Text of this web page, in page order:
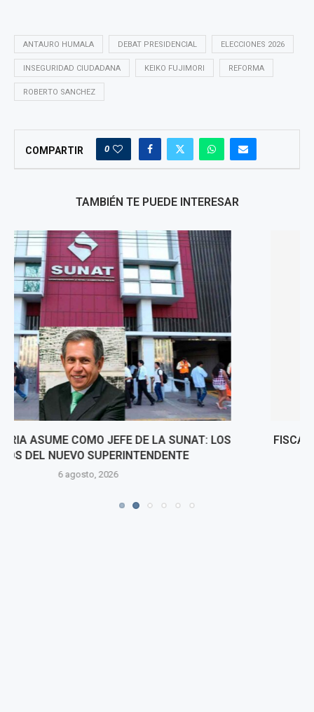
ANTAURO HUMALA DEBAT PRESIDENCIAL ELECCIONES 2026
INSEGURIDAD CIUDADANA KEIKO FUJIMORI REFORMA
ROBERTO SANCHEZ
COMPARTIR 0
TAMBIÉN TE PUEDE INTERESAR
FISCALÍA SOLICITA 9 AÑOS DE PRISIÓN PARA HARVEY
COLCHADO POR PRESUNTOS DELITOS DE
CORRUPCIÓN...